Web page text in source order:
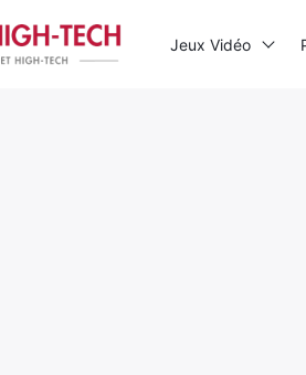
Jeux Vidéo